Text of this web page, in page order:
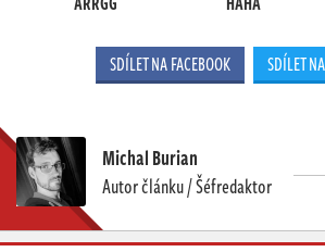
SDÍLET NA FACEBOOK SDÍLET
Michal Burian
Autor článku / Šéfredaktor